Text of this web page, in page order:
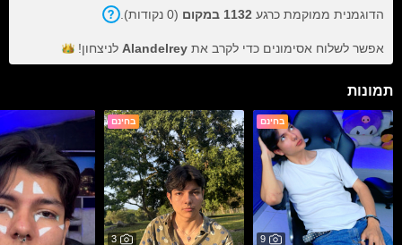
הדוגמנית ממוקמת כרגע 1132 במקום (0 נקודות).
אפשר לשלוח אסימונים כדי לקרב את Alandelrey לניצחון!
תמונות
בחינם
9
בחינם
3